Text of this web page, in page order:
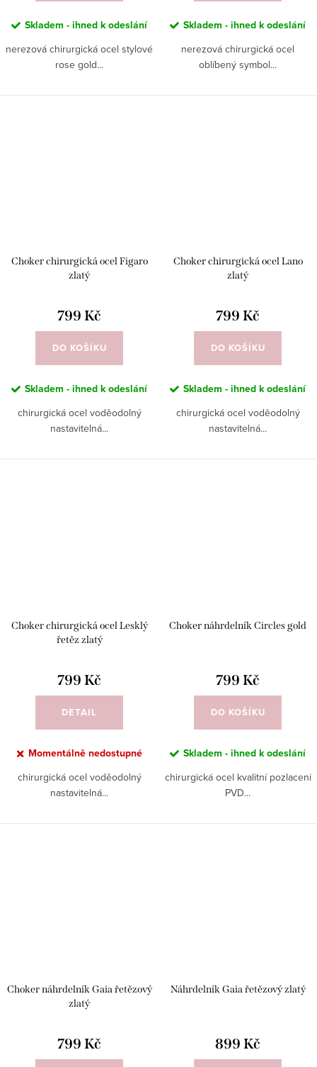
Skladem - ihned k odeslání
nerezová chirurgická ocel stylové
rose gold...
Skladem - ihned k odeslání
nerezová chirurgická ocel
oblíbený symbol...
Choker chirurgická ocel Figaro
zlatý
799 Kč
DO KOŠÍKU
Skladem - ihned k odeslání
chirurgická ocel voděodolný
nastavitelná...
Choker chirurgická ocel Lano
zlatý
799 Kč
DO KOŠÍKU
Skladem - ihned k odeslání
chirurgická ocel voděodolný
nastavitelná...
Choker chirurgická ocel Lesklý
řetěz zlatý
799 Kč
DETAIL
Momentálně nedostupné
chirurgická ocel voděodolný
nastavitelná...
Choker náhrdelník Circles gold
799 Kč
DO KOŠÍKU
Skladem - ihned k odeslání
chirurgická ocel kvalitní pozlacení
PVD...
Choker náhrdelník Gaia řetězový
zlatý
799 Kč
Náhrdelník Gaia řetězový zlatý
899 Kč